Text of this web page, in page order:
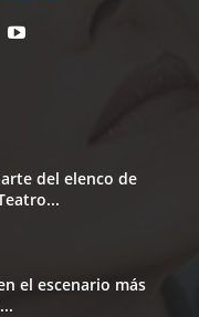
del elenco de
el escenario más